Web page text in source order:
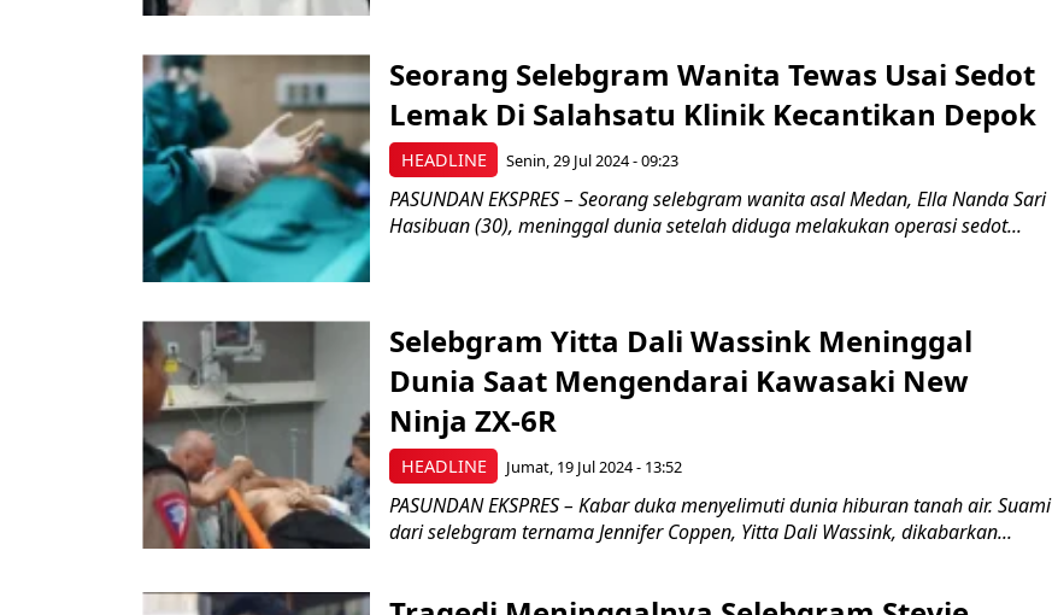
HEADLINE
Seorang Selebgram Wanita Tewas Usai Sedot
Lemak Di Salahsatu Klinik Kecantikan Depok
Senin, 29 Jul 2024 - 09:23
PASUNDAN EKSPRES – Seorang selebgram wanita asal Medan, Ella Nanda Sari
Hasibuan (30), meninggal dunia setelah diduga melakukan operasi sedot...
HEADLINE
Selebgram Yitta Dali Wassink Meninggal
Dunia Saat Mengendarai Kawasaki New
Ninja ZX-6R
Jumat, 19 Jul 2024 - 13:52
PASUNDAN EKSPRES – Kabar duka menyelimuti dunia hiburan tanah air. Suami
dari selebgram ternama Jennifer Coppen, Yitta Dali Wassink, dikabarkan...